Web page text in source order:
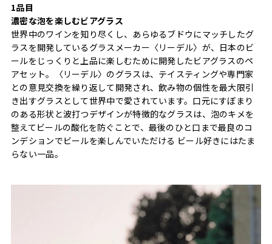
1品目
濃密な泡を楽しむビアグラス
世界中のワインを知り尽くし、あらゆるブドウにマッチしたグ
ラスを開発しているグラスメーカー〈リーデル〉が、日本のビ
ールをじっくりと上品に楽しむために開発したビアグラスのペ
アセット。〈リーデル〉のグラスは、テイスティングや専門家
との意見交換を繰り返して開発され、飲み物の個性を最大限引
き出すグラスとして世界中で愛されています。口元にすぼまり
のある形状と波打つデザインが特徴的なグラスは、泡のキメを
整えてビールの酸化を防ぐことで、最後のひと口まで最良のコ
ンデションでビールを楽しんでいただける ビール好きにはたま
らない一品。